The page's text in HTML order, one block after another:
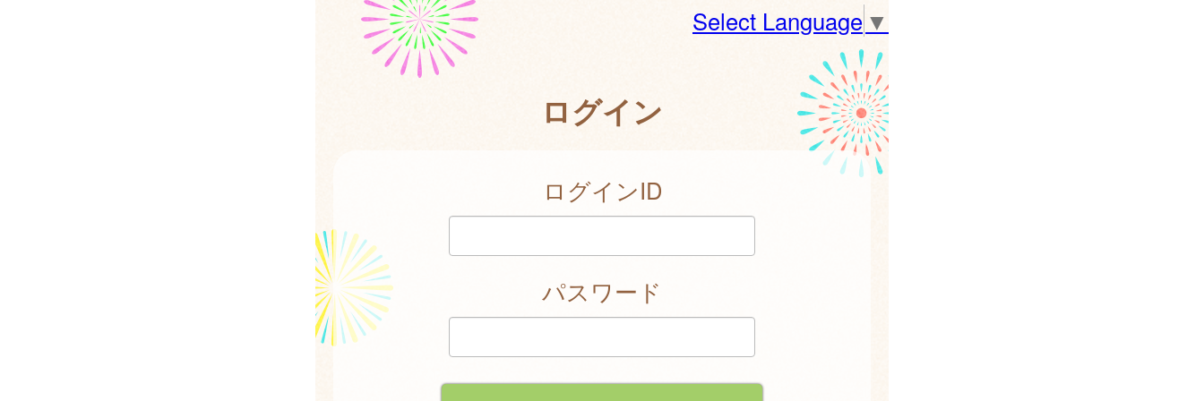
Select Language ▼
ログイン
ログインID
パスワード